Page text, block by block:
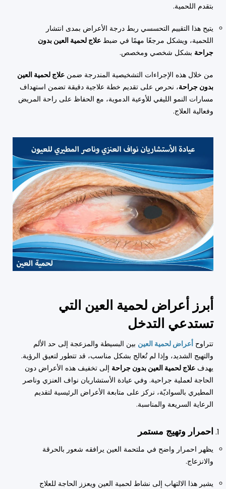
بتقدم اللحمية.
يتيح هذا التقييم التحسسي ربط درجة الأعراض بمدى انتشار
اللحمية، ويشكل مرجعًا مهمًا في ضبط علاج لحمية العين بدون
جراحة بشكل شخصي ومخصص.
من خلال هذه الإجراءات التشخيصية المندرجة ضمن علاج لحمية العين
بدون جراحة، نحرص على تقديم خطة علاجية دقيقة تضمن استهداف
مسارات النمو الليفي للأوعية الدموية، مع الحفاظ على راحة المريض
وفعالية العلاج.
أبرز أعراض لحمية العين التي
تستدعي التدخل
تتراوح أعراض لحمية العين بين البسيطة والمزعجة إلى حد الألم
والتهيج الشديد، وإذا لم تُعالج بشكل مناسب، قد تتطور لتعيق الرؤية.
يهدف علاج لحمية العين بدون جراحة إلى تخفيف هذه الأعراض دون
الحاجة لعملية جراحية. وفي عيادة الأستشاريان نواف العنزي وناصر
المطيري بالسواديّة، نركز على متابعة الأعراض الرئيسية لتقديم
الرعاية السريعة والمناسبة.
احمرار وتهيج مستمر
يظهر احمرار واضح في ملتحمة العين يرافقه شعور بالحرقة
والانزعاج.
يشير هذا الالتهاب إلى نشاط لحمية العين ويعزز الحاجة للعلاج